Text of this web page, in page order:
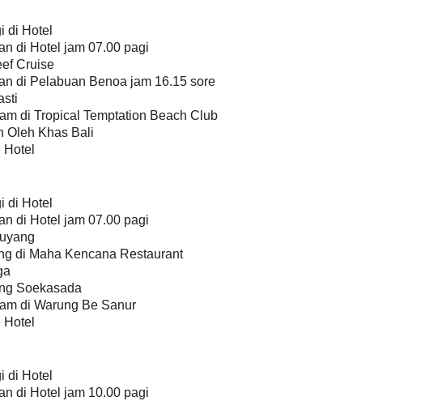
di Hotel
di Hotel jam 07.00 pagi
Cruise
di Pelabuan Benoa jam 16.15 sore
di Tropical Temptation Beach Club
Oleh Khas Bali
di Hotel
di Hotel jam 07.00 pagi
di Maha Kencana Restaurant
Soekasada
di Warung Be Sanur
di Hotel
di Hotel jam 10.00 pagi